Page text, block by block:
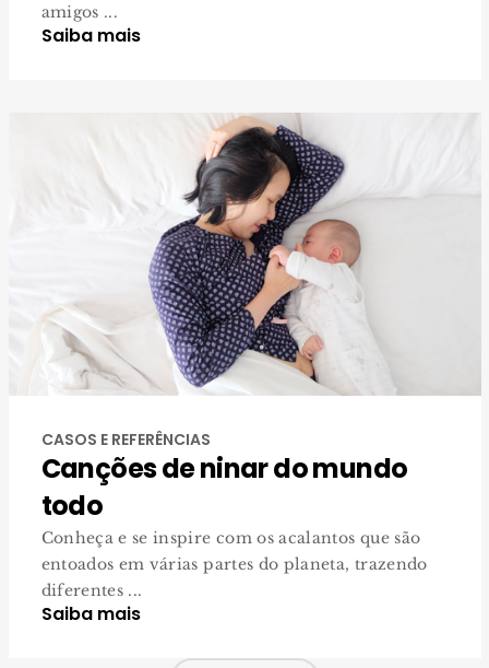
amigos ...
Saiba mais
CASOS E REFERÊNCIAS
Canções de ninar do mundo
todo
Conheça e se inspire com os acalantos que são
entoados em várias partes do planeta, trazendo
diferentes ...
Saiba mais